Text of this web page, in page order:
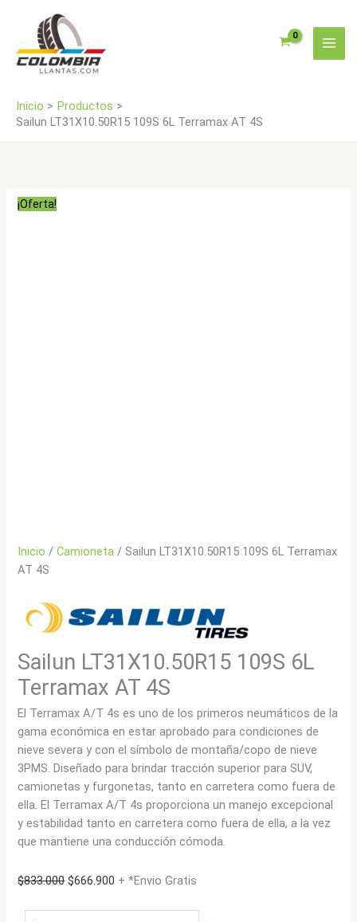
contenido
Inicio
Productos
Sailun LT31X10.50R15 109S 6L Terramax AT 4S
¡Oferta!
Inicio /Camioneta / Sailun LT31X10.50R15 109S 6L Terramax
AT 4S
Sailun LT31X10.50R15 109S 6L
Terramax AT 4S
El Terramax A/T 4s es uno de los primeros neumáticos de la
gama económica en estar aprobado para condiciones de
nieve severa y con el símbolo de montaña/copo de nieve
3PMS. Diseñado para brindar tracción superior para SUV,
camionetas y furgonetas, tanto en carretera como fuera de
ella. El Terramax A/T 4s proporciona un manejo excepcional
y estabilidad tanto en carretera como fuera de ella, a la vez
que mantiene una conducción cómoda.
$833.000El
$666.900 El
+ *Envio Gratis
cantidad